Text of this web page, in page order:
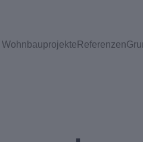
Wohnbauprojekte Referenzen